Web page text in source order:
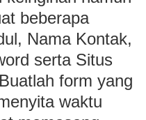
beberapa
Nama Kontak,
serta Situs
form yang
waktu